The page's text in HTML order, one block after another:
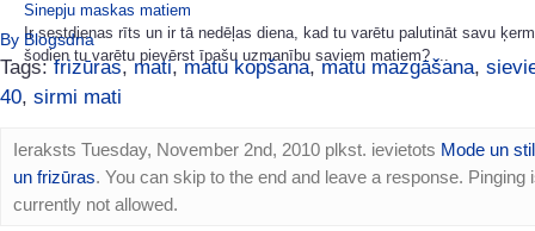
Sinepju maskas matiem
Ir sestdienas rīts un ir tā nedēļas diena, kad tu varētu palutināt savu
šodien tu varētu pievērst īpašu uzmanību saviem matiem? ...
By Blogsdna
Tags:frizūras,mati,matu kopšana,matu mazgāšana,
40, sirmi mati
Ieraksts Tuesday, November 2nd, 2010 plkst. ievietots Mode un
un frizūras. You can skip to the end and leave a response. Pinging
currently not allowed.